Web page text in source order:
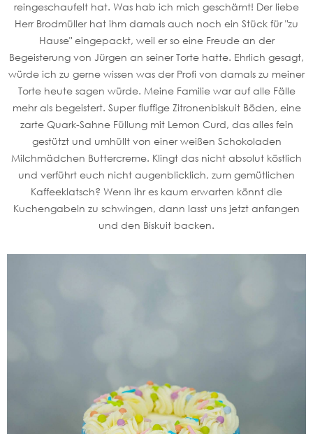
reingeschaufelt hat. Was hab ich mich geschämt! Der liebe
Herr Brodmüller hat ihm damals auch noch ein Stück für "zu
Hause" eingepackt, weil er so eine Freude an der
Begeisterung von Jürgen an seiner Torte hatte. Ehrlich gesagt,
würde ich zu gerne wissen was der Profi von damals zu meiner
Torte heute sagen würde. Meine Familie war auf alle Fälle
mehr als begeistert. Super fluffige Zitronenbiskuit Böden, eine
zarte Quark-Sahne Füllung mit Lemon Curd, das alles fein
gestützt und umhüllt von einer weißen Schokoladen
Milchmädchen Buttercreme. Klingt das nicht absolut köstlich
und verführt euch nicht augenblicklich, zum gemütlichen
Kaffeeklatsch? Wenn ihr es kaum erwarten könnt die
Kuchengabeln zu schwingen, dann lasst uns jetzt anfangen
und den Biskuit backen.